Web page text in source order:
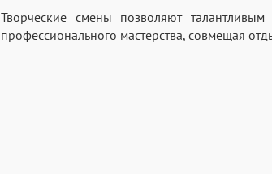
Творческие смены позволяют
профессионального мастерства, совмещая